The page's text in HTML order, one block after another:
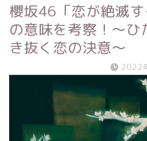
櫻坂46「恋が絶滅
の意味を考察！〜
き抜く恋の決意～
2022